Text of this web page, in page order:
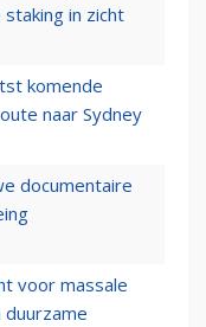
in zicht
komende
naar Sydney
documentaire
voor massale
duurzame